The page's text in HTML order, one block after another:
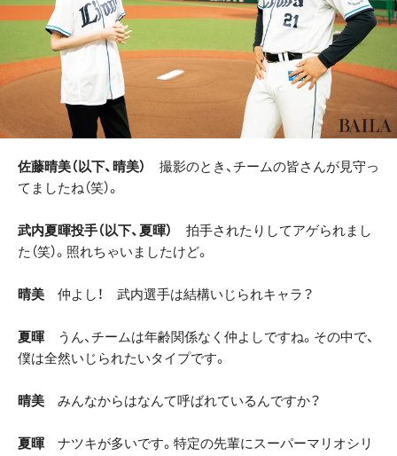
佐藤晴美（以下、晴美） 撮影のとき、チームの皆さんが見守っ
てましたね（笑）。
武内夏暉投手（以下、夏暉） 拍手されたりしてアゲられまし
た（笑）。照れちゃいましたけど。
晴美 仲よし！ 武内選手は結構いじられキャラ？
夏暉
うん、チームは年齢関係なく仲よしですね。その中で、
僕は全然いじられたいタイプです。
晴美 みんなからはなんて呼ばれているんですか？
夏暉 ナツキが多いです。特定の先輩にスーパーマリオシリ